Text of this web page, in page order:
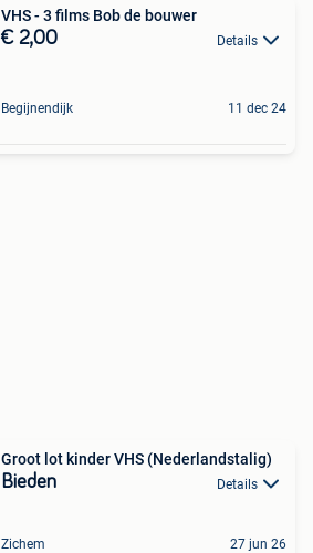
VHS - 3 films Bob de bouwer
€ 2,00 Details
Begijnendijk 11 dec 24
Groot lot kinder VHS (Nederlandstalig)
Bieden Details
Zichem 27 jun 26